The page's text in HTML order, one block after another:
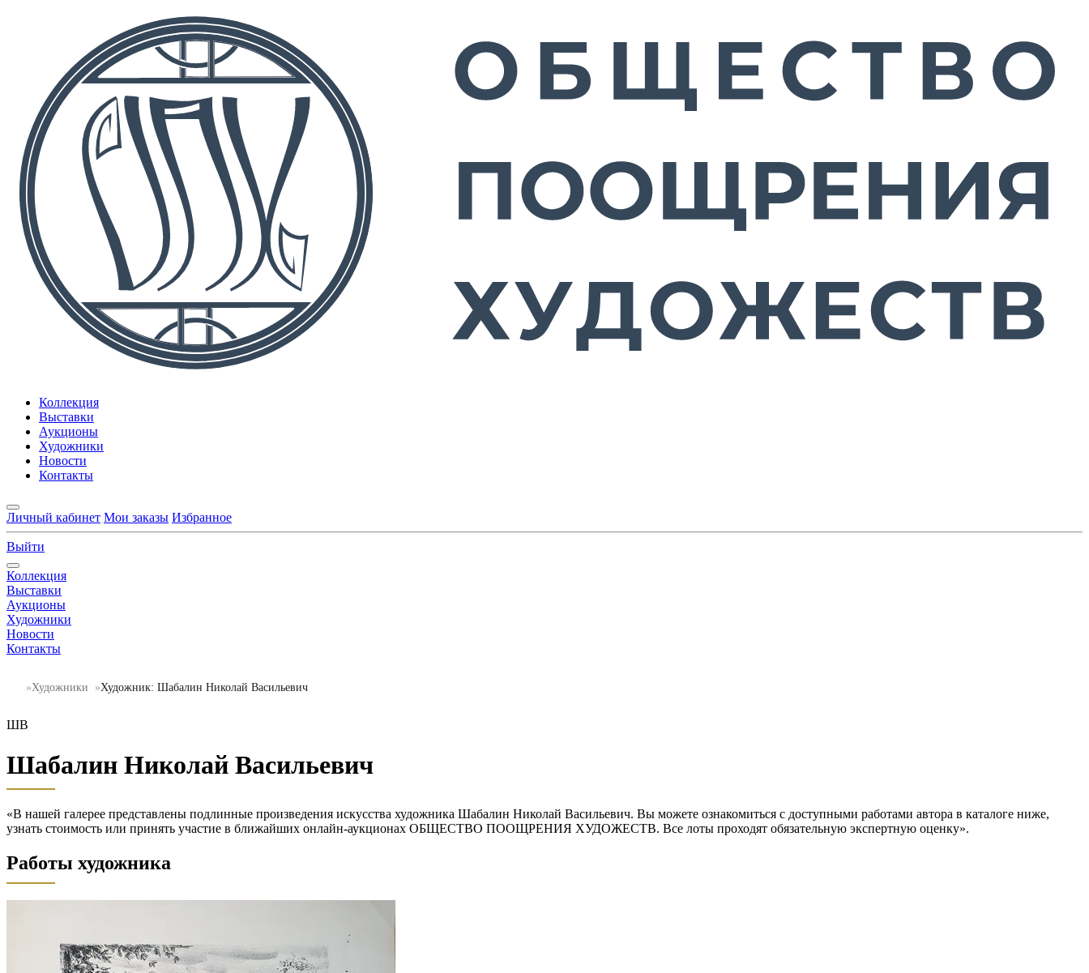
Коллекция
Выставки
Аукционы
Художники
Новости
Контакты
Личный кабинет Мои заказы Избранное
Выйти
Коллекция
Выставки
Аукционы
Художники
Новости
Контакты
Художники Художник: Шабалин Николай Васильевич
ШВ
Шабалин Николай Васильевич
«В нашей галерее представлены подлинные произведения искусства художника Шабалин Николай Васильевич. Вы можете ознакомиться с доступными работами автора в каталоге ниже,
узнать стоимость или принять участие в ближайших онлайн-аукционах ОБЩЕСТВО ПООЩРЕНИЯ ХУДОЖЕСТВ. Все лоты проходят обязательную экспертную оценку».
Работы художника